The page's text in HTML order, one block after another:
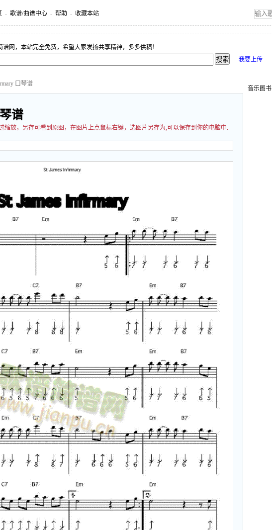
- 歌谱/曲谱中心 - 帮助 - 收藏本站
网，本站完全免费，希望大家发扬共享精神，多多供稿！
我要上传
口琴谱
谱
缩放，另存可看到原图，在图片上点鼠标右键，选图片另存为,可以保存到你的电脑中.
音乐图书